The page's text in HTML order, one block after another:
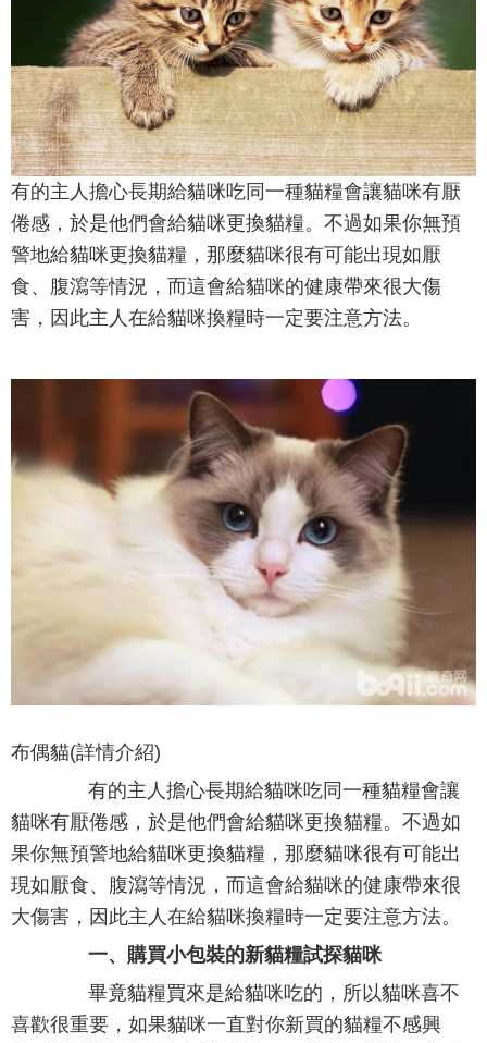
有的主人擔心長期給貓咪吃同一種貓糧會讓貓咪有厭
倦感，於是他們會給貓咪更換貓糧。不過如果你無預
警地給貓咪更換貓糧，那麼貓咪很有可能出現如厭
食、腹瀉等情況，而這會給貓咪的健康帶來很大傷
害，因此主人在給貓咪換糧時一定要注意方法。
布偶貓(詳情介紹)
有的主人擔心長期給貓咪吃同一種貓糧會讓
貓咪有厭倦感，於是他們會給貓咪更換貓糧。不過如
果你無預警地給貓咪更換貓糧，那麼貓咪很有可能出
現如厭食、腹瀉等情況，而這會給貓咪的健康帶來很
大傷害，因此主人在給貓咪換糧時一定要注意方法。
一、購買小包裝的新貓糧試探貓咪
畢竟貓糧買來是給貓咪吃的，所以貓咪喜不
喜歡很重要，如果貓咪一直對你新買的貓糧不感興